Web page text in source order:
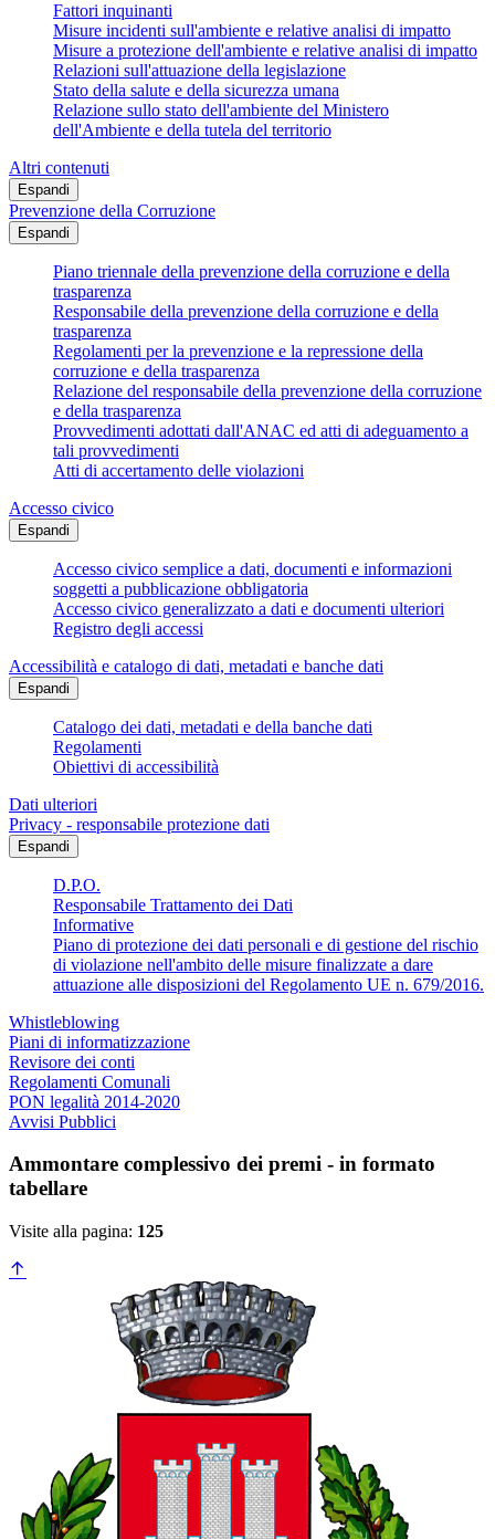
Fattori inquinanti
Misure incidenti sull'ambiente e relative analisi di impatto
Misure a protezione dell'ambiente e relative analisi di impatto
Relazioni sull'attuazione della legislazione
Stato della salute e della sicurezza umana
Relazione sullo stato dell'ambiente del Ministero
dell'Ambiente e della tutela del territorio
Altri contenuti
Espandi
Prevenzione della Corruzione
Espandi
Piano triennale della prevenzione della corruzione e della
trasparenza
Responsabile della prevenzione della corruzione e della
trasparenza
Regolamenti per la prevenzione e la repressione della
corruzione e della trasparenza
Relazione del responsabile della prevenzione della corruzione
e della trasparenza
Provvedimenti adottati dall'ANAC ed atti di adeguamento a
tali provvedimenti
Atti di accertamento delle violazioni
Accesso civico
Espandi
Accesso civico semplice a dati, documenti e informazioni
soggetti a pubblicazione obbligatoria
Accesso civico generalizzato a dati e documenti ulteriori
Registro degli accessi
Accessibilità e catalogo di dati, metadati e banche dati
Espandi
Catalogo dei dati, metadati e della banche dati
Regolamenti
Obiettivi di accessibilità
Dati ulteriori
Privacy - responsabile protezione dati
Espandi
D.P.O.
Responsabile Trattamento dei Dati
Informative
Piano di protezione dei dati personali e di gestione del rischio
di violazione nell'ambito delle misure finalizzate a dare
attuazione alle disposizioni del Regolamento UE n. 679/2016.
Whistleblowing
Piani di informatizzazione
Revisore dei conti
Regolamenti Comunali
PON legalità 2014-2020
Avvisi Pubblici
Ammontare complessivo dei premi - in formato
tabellare
Visite alla pagina: 125